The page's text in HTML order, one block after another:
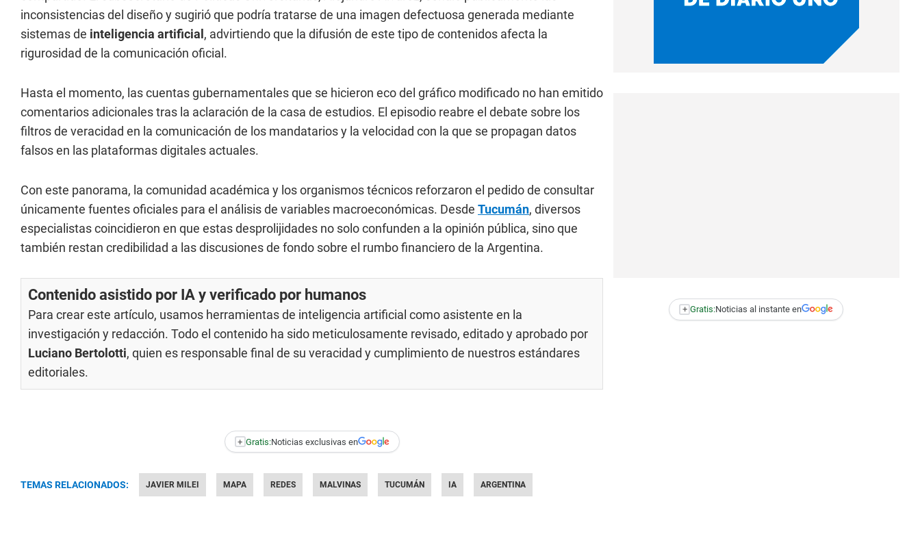
inconsistencias del diseño y sugirió que podría tratarse de una imagen defectuosa generada mediante
sistemas de inteligencia artificial , advirtiendo que la difusión de este tipo de contenidos afecta la
rigurosidad de la comunicación oficial.
Hasta el momento, las cuentas gubernamentales que se hicieron eco del gráfico modificado no han emitido
comentarios adicionales tras la aclaración de la casa de estudios. El episodio reabre el debate sobre los
filtros de veracidad en la comunicación de los mandatarios y la velocidad con la que se propagan datos
falsos en las plataformas digitales actuales.
Con este panorama, la comunidad académica y los organismos técnicos reforzaron el pedido de consultar
únicamente fuentes oficiales para el análisis de variables macroeconómicas. Desde Tucumán, diversos
especialistas coincidieron en que estas desprolijidades no solo confunden a la opinión pública, sino que
también restan credibilidad a las discusiones de fondo sobre el rumbo financiero de la Argentina.
Contenido asistido por IA y verificado por humanos
Para crear este artículo, usamos herramientas de inteligencia artificial como asistente en la
investigación y redacción. Todo el contenido ha sido meticulosamente revisado, editado y aprobado por
Luciano Bertolotti, quien es responsable final de su veracidad y cumplimiento de nuestrosestándares
editoriales.
+ Gratis:Noticias exclusivas en
TEMAS RELACIONADOS: JAVIER MILEI MAPA REDES MALVINAS TUCUMÁN IA ARGENTINA
+ Gratis:Noticias al instante en